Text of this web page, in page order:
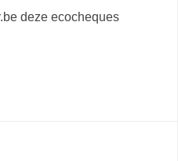
deze ecocheques